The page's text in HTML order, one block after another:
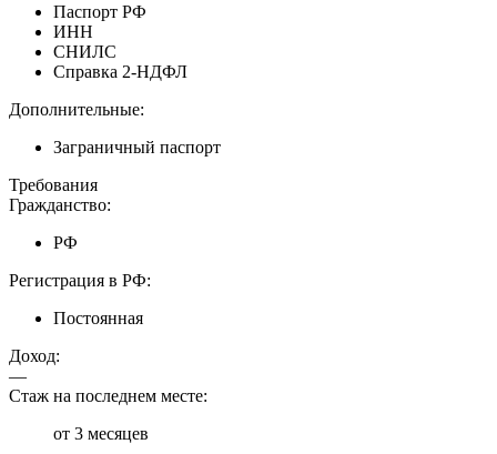
Паспорт РФ
ИНН
СНИЛС
Справка 2-НДФЛ
Дополнительные:
Заграничный паспорт
Требования
Гражданство:
РФ
Регистрация в РФ:
Постоянная
Доход:
—
Стаж на последнем месте:
от 3 месяцев